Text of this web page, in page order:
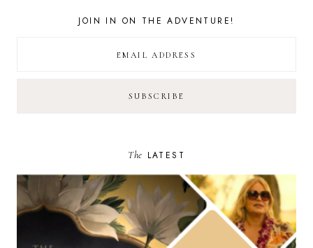
JOIN IN ON THE ADVENTURE!
The LATEST